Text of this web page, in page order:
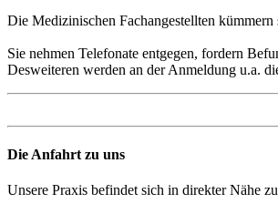
Die Medizinischen Fachangestellten
Sie nehmen Telefonate entgegen, fordern
Desweiteren werden an der Anmeldung u.a.
Die Anfahrt zu uns
Unsere Praxis befindet sich in direkter Nähe